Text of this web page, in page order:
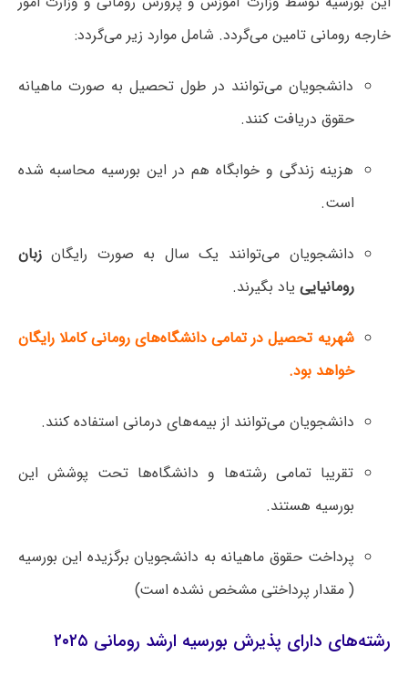
خارجه رومانی تامین می‌گردد. شامل موارد زیر می‌گردد:
دانشجویان می‌توانند در طول تحصیل به صورت ماهیانه
حقوق دریافت کنند.
هزینه زندگی و خوابگاه هم در این بورسیه محاسبه شده
است.
دانشجویان می‌توانند یک سال به صورت رایگانزبان
رومانیایی یاد بگیرند.
شهریه تحصیل در تمامی دانشگاه‌های رومانی کاملا رایگان
خواهد بود.
دانشجویان می‌توانند از بیمه‌های درمانی استفاده کنند.
تقریبا تمامی رشته‌ها و دانشگاه‌ها تحت پوشش این
بورسیه هستند.
پرداخت حقوق ماهیانه به دانشجویان برگزیده این بورسیه
( مقدار پرداختی مشخص نشده است)
رشته‌های دارای پذیرش بورسیه ارشد رومانی ۲۰۲۵